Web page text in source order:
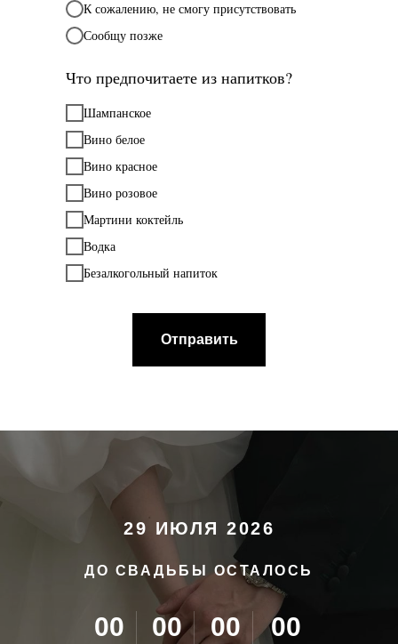
К сожалению, не смогу присутствовать
Сообщу позже
Что предпочитаете из напитков?
Шампанское
Вино белое
Вино красное
Вино розовое
Мартини коктейль
Водка
Безалкогольный напиток
Отправить
29 ИЮЛЯ 2026
ДО СВАДЬБЫ ОСТАЛОСЬ
00 00 00 00